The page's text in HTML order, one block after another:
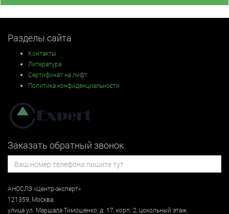
Разделы сайта
Контакты
Литература
Сертификат на лифт
Политика конфиденциальности
Заказать обратный звонок
АНОСЛЭ «Центр-эксперт»
121359 Москва
улицаул. Маршала Тимошенко, д. 17, корп. 2, цокольный этаж